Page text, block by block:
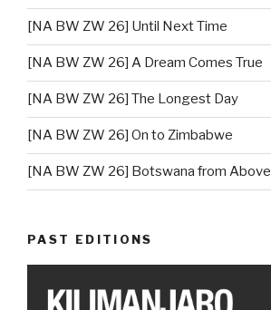
[NA BW ZW 26] Until Next Time
[NA BW ZW 26] A Dream Comes True
[NA BW ZW 26] The Longest Day
[NA BW ZW 26] On to Zimbabwe
[NA BW ZW 26] Botswana from Above
PAST EDITIONS